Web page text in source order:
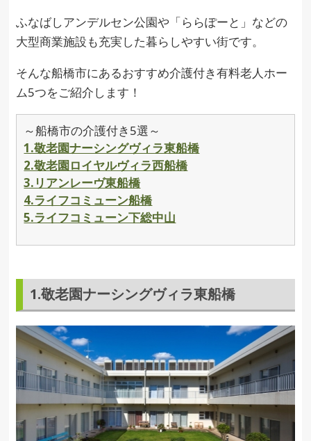
ふなばしアンデルセン公園や「ららぽーと」などの
大型商業施設も充実した暮らしやすい街です。
そんな船橋市にあるおすすめ介護付き有料老人ホー
ム5つをご紹介します！
～船橋市の介護付き5選～
1.敬老園ナーシングヴィラ東船橋
2.敬老園ロイヤルヴィラ西船橋
3.リアンレーヴ東船橋
4.ライフコミューン船橋
5.ライフコミューン下総中山
1.敬老園ナーシングヴィラ東船橋